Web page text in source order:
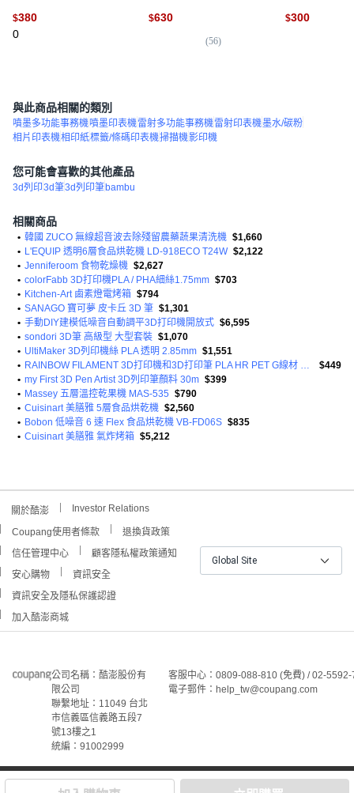
$380
0
$630
(56)
裂，快速成型
$300
與此商品相關的類別
噴墨多功能事務機噴墨印表機雷射多功能事務機雷射印表機墨水/碳粉
相片印表機相印紙標籤/條碼印表機掃描機影印機
您可能會喜歡的其他產品
3d列印3d筆3d列印筆bambu
相關商品
• 韓國 ZUCO 無線超音波去除殘留農藥蔬果清洗機 $1,660
• L'EQUIP 透明6層食品烘乾機 LD-918ECO T24W $2,122
• Jenniferoom 食物乾燥機 $2,627
• colorFabb 3D打印機PLA / PHA細絲1.75mm $703
• Kitchen-Art 鹵素燈電烤箱 $794
• SANAGO 寶可夢 皮卡丘 3D 筆 $1,301
• 手動DIY建模低噪音自動調平3D打印機開放式 $6,595
• sondori 3D筆 高級型 大型套裝 $1,070
• UltiMaker 3D列印機絲 PLA 透明 2.85mm $1,551
•
RAINBOW FILAMENT 3D打印機和3D打印筆 PLA HR PET G線材 橘色 1kg
$449
• my First 3D Pen Artist 3D列印筆顏料 30m $399
• Massey 五層溫控乾果機 MAS-535 $790
• Cuisinart 美膳雅 5層食品烘乾機 $2,560
• Bobon 低噪音 6 速 Flex 食品烘乾機 VB-FD06S $835
• Cuisinart 美膳雅 氣炸烤箱 $5,212
關於酷澎 Investor Relations
Coupang使用者條款
退換貨政策
信任管理中心
顧客隱私權政策通知
安心購物
資訊安全
資訊安全及隱私保護認證
加入酷澎商城
Global Site
公司名稱：酷澎股份有
限公司
聯繫地址：11049 台北
市信義區信義路五段7
號13樓之1
統編：91002999
客服中心：0809-088-810 (免費) / 02-
電子郵件：help_tw@coupang.com
©Coupang Taiwan Co., Ltd. 保留所有權利。
本網站上顯示的所有商標、標誌和服務標誌均為酷澎股份有